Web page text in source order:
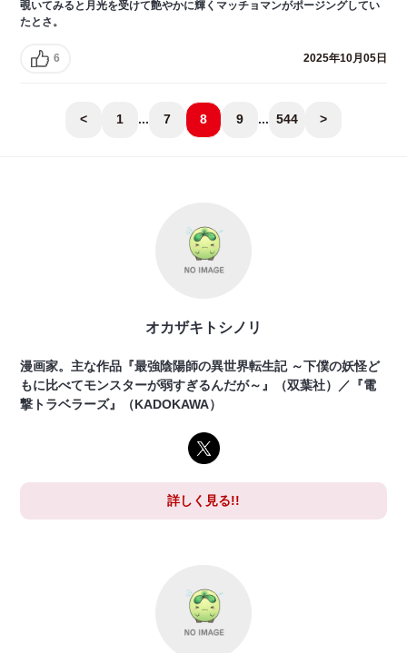
覗いてみると月光を受けて艶やかに輝くマッチョマンがポージングしてい
たとさ。
6 2025年10月05日
< 1 ... 7 8 9 ... 544 >
オカザキトシノリ
漫画家。主な作品『最強陰陽師の異世界転生記 ～下僕の妖怪ど
もに比べてモンスターが弱すぎるんだが～』（双葉社）／『電
撃トラベラーズ』（KADOKAWA）
詳しく見る!!